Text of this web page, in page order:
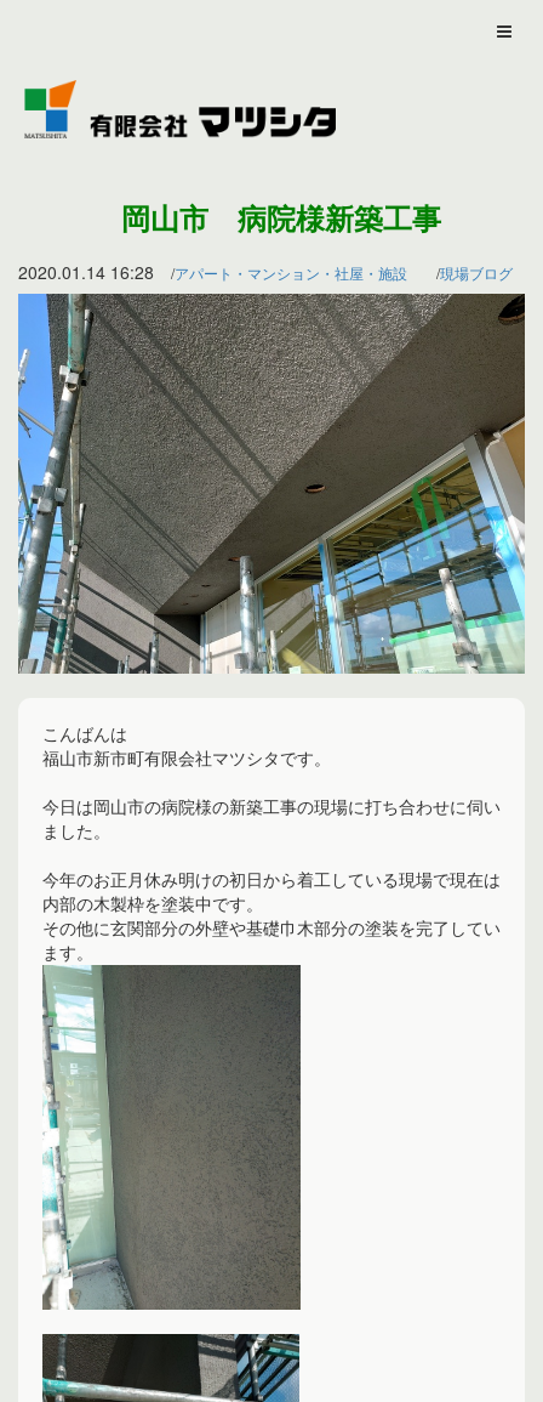
岡山市 病院様新築工事
2020.01.14 16:28 アパート・マンション・社屋・施設 現場ブログ
こんばんは
福山市新市町有限会社マツシタです。
今日は岡山市の病院様の新築工事の現場に打ち合わせに伺い
ました。
今年のお正月休み明けの初日から着工している現場で現在は
内部の木製枠を塗装中です。
その他に玄関部分の外壁や基礎巾木部分の塗装を完了してい
ます。